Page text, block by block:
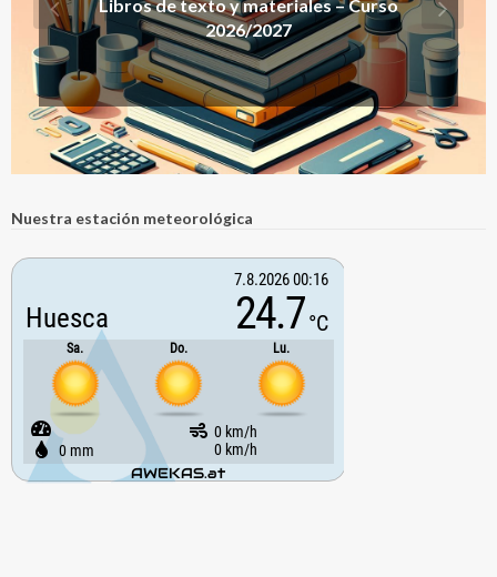
Ayudas de comedor y becas de material
curricular – Curso 2026/27
Nuestra estación meteorológica